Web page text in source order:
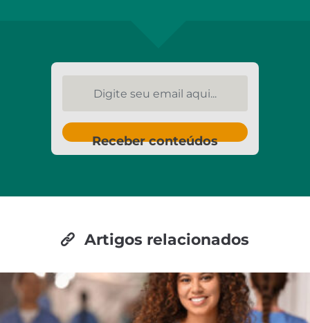
Receber conteúdos
Artigos relacionados